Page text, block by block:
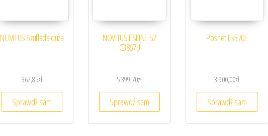
NOVITUS Szuflada duża
362,85zł
Sprawdź sam
NOVITUS ESLINE S2
C3867U
5 399,70zł
Sprawdź sam
Posnet Hk570E
3 900,00zł
Sprawdź sam